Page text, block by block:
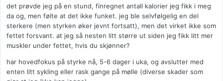
det prøvde jeg på en stund, finregnet antall kalorier jeg fikk i meg
da og, men følte at det ikke funket. jeg ble selvfølgelig en del
sterkere (men styrken øker jevnt fortsatt), men det virket ikke som
fettet forsvant. at jeg så nesten litt større ut siden jeg fikk litt mer
muskler under fettet, hvis du skjønner?
har hovedfokus på styrke nå, 5-6 dager i uka, og avslutter med
enten litt sykling eller rask gange på mølle (diverse skader som